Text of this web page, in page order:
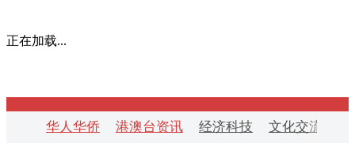
正在加载...
华人华侨 港澳台资讯 经济科技 文化交流